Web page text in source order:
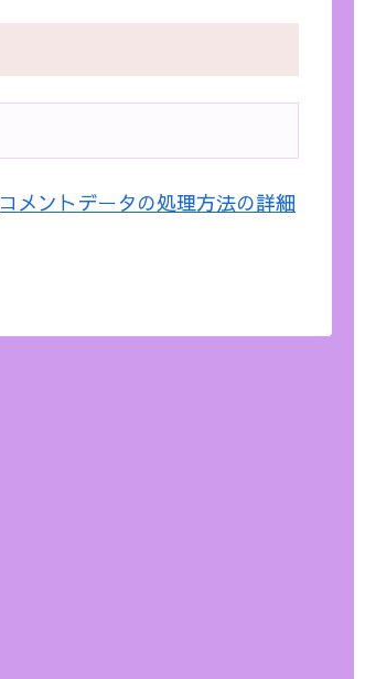
コメントデータの処理方法の詳細